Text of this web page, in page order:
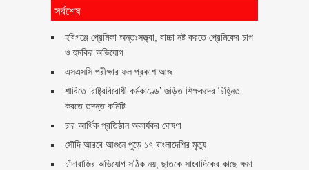
সর্বশেষ
হবিগঞ্জে প্রেমিকা অন্তঃসত্ত্বা, বাচ্চা নষ্ট করতে প্রেমিকের চাপ
ও হুমকির অভিযোগ
এসএসসি পরীক্ষার ফল প্রকাশ আজ
শাবিতে ‘রাষ্ট্রবিরোধী কর্মকাণ্ডে’ জড়িত শিক্ষকদের চিহ্নিত
করতে তদন্ত কমিটি
চার আর্থিক প্রতিষ্ঠান অকার্যকর ঘোষণা
সৌদি আরবে আগুনে পুড়ে ১৭ বাংলাদেশির মৃত্যু
চাঁদাবা‌জির অ‌ভি‌যোগ স‌ঠিক নয়, ছাতকে সাংবাদিকের কাছে ক্ষমা